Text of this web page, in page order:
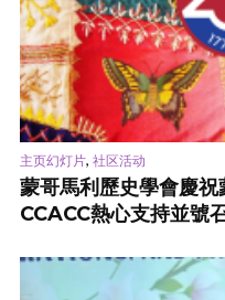
主页幻灯片, 社区活动
蒙哥馬利歷史學會慶
CCACC熱心支持並號